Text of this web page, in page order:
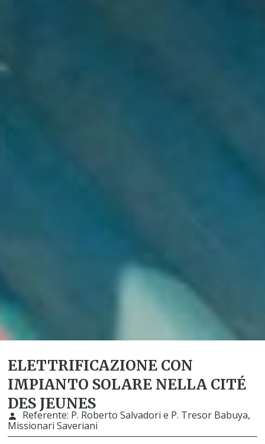
ELETTRIFICAZIONE CON
IMPIANTO SOLARE NELLA CITÉ
DES JEUNES
Referente: P. Roberto Salvadori e P. Tresor Babuya,
Missionari Saveriani